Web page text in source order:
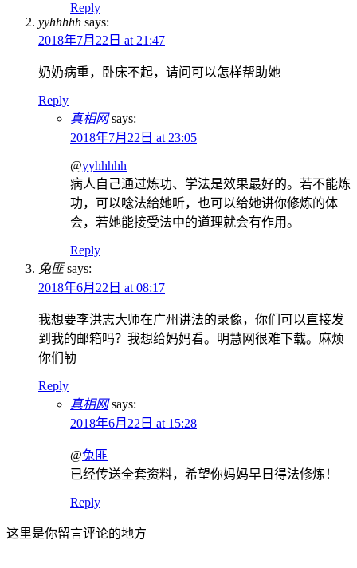
Reply
yyhhhhh says:
2018年7月22日 at 21:47
奶奶病重，卧床不起，请问可以怎样帮助她
Reply
真相网 says:
2018年7月22日 at 23:05
@yyhhhhh
病人自己通过炼功、学法是效果最好的。若不能炼
功，可以唸法給她听，也可以给她讲你修炼的体
会，若她能接受法中的道理就会有作用。
Reply
兔匪 says:
2018年6月22日 at 08:17
我想要李洪志大师在广州讲法的录像，你们可以直接发
到我的邮箱吗？我想给妈妈看。明慧网很难下载。麻烦
你们勒
Reply
真相网 says:
2018年6月22日 at 15:28
@兔匪
已经传送全套资料，希望你妈妈早日得法修炼！
Reply
这里是你留言评论的地方